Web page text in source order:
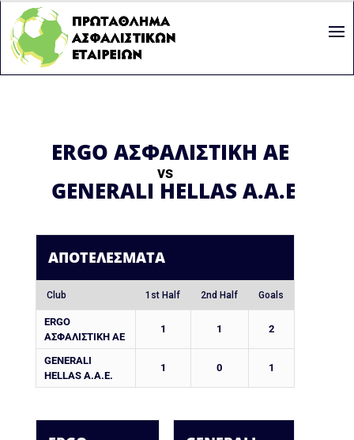
ERGO ΑΣΦΑΛΙΣΤΙΚΗ ΑΕ
vs
GENERALI HELLAS A.A.E.
ΑΠΟΤΕΛΈΣΜΑΤΑ
Club 1st Half 2nd Half Goals
ERGO
ΑΣΦΑΛΙΣΤΙΚΗ ΑΕ
1 1 2
GENERALI
HELLAS A.A.E.
1 0 1